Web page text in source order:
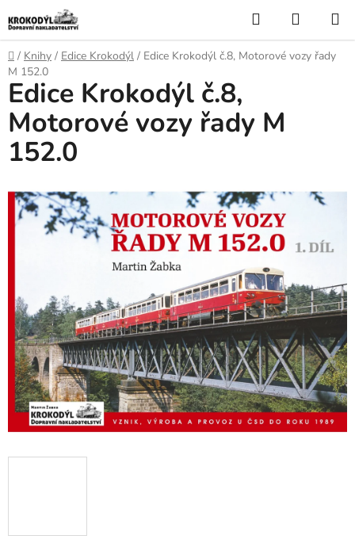
na
obsah
Hledat
KOŠÍK
Domů
/ Knihy / Edice Krokodýl / Edice Krokodýl č.8, Motorové vozy řady
M 152.0
Edice Krokodýl č.8,
Motorové vozy řady M
152.0